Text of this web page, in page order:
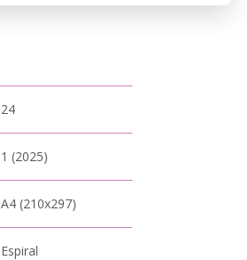
24
1 (2025)
A4 (210x297)
Espiral